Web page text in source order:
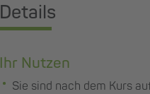
Details
Ihr Nutzen
Sie sind nach dem Kurs